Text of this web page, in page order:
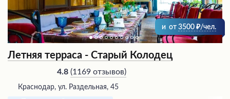
и от 3500 /чел.
Летняя терраса - Старый Колодец
4.8 (1169 отзывов)
Краснодар, ул. Раздельная, 45